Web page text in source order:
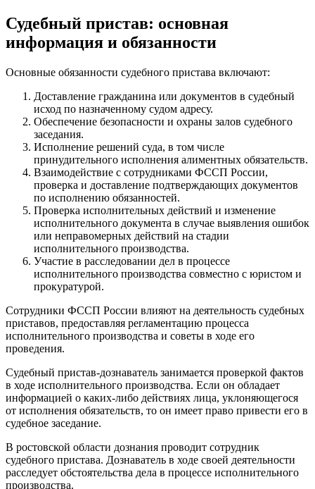
Судебный пристав: основная
информация и обязанности
Основные обязанности судебного пристава включают:
Доставление гражданина или документов в судебный
исход по назначенному судом адресу.
Обеспечение безопасности и охраны залов судебного
заседания.
Исполнение решений суда, в том числе
принудительного исполнения алиментных обязательств.
Взаимодействие с сотрудниками ФССП России,
проверка и доставление подтверждающих документов
по исполнению обязанностей.
Проверка исполнительных действий и изменение
исполнительного документа в случае выявления ошибок
или неправомерных действий на стадии
исполнительного производства.
Участие в расследовании дел в процессе
исполнительного производства совместно с юристом и
прокуратурой.
Сотрудники ФССП России влияют на деятельность судебных
приставов, предоставляя регламентацию процесса
исполнительного производства и советы в ходе его
проведения.
Судебный пристав-дознаватель занимается проверкой фактов
в ходе исполнительного производства. Если он обладает
информацией о каких-либо действиях лица, уклоняющегося
от исполнения обязательств, то он имеет право привести его в
судебное заседание.
В ростовской области дознания проводит сотрудник
судебного пристава. Дознаватель в ходе своей деятельности
расследует обстоятельства дела в процессе исполнительного
производства.